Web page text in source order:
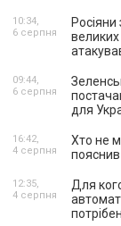
великих
10:34,
6 серпня
для
09:44,
6 серпня
Хто не
16:42,
4 серпня
Для
потрібен
12:35,
4 серпня